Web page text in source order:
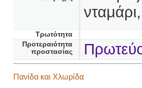
Τρωτότητα
Προτεραιότητα
προστασίας
Πανίδα και Χλωρίδα